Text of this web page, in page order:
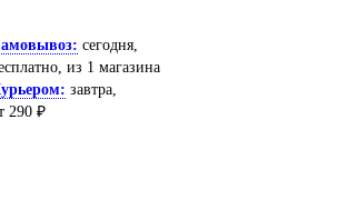
сегодня,
, из 1 магазина
завтра,
290 ₽